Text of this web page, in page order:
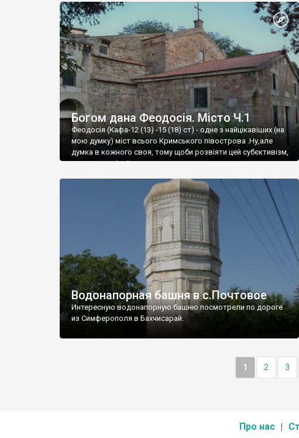
Богом дана Феодосія. Місто Ч.1
Феодосія (Кафа-12 (13) -15 (18) ст) - одне з найцікавіших (на
мою думку) міст всього Кримського півострова .Ну,але
думка в кожного своя, тому щоби розвіяти цей субєктивізм,
запрошую відвідати це
Водонапорная башня в с.Почтовое
Интересную водонапорную башню посмотрели по дороге
из Симферополя в Бахчисарай.
1 2 3
Про нас